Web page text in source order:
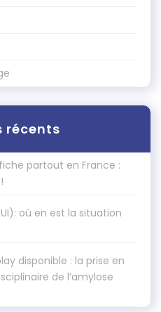
récents
partout en France :
où en est la situation
disponible : la prise en
de l’amylose